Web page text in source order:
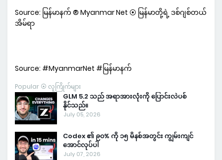
Source: မြန်မာနက် ® Myanmar Net ⦿ မြန်မာတို့ရဲ့ ဒစ်ဂျစ်တယ်
အိမ်ရာ
Source: #MyanmarNet #မြန်မာနက်
Popular ⦿ လူကြိုက်များ
GLM 5.2 သည် အရာအားလုံးကို ပြောင်းလဲပစ်
နိုင်သည်။
July 05, 2026
Codex ၏ ၉၀% ကို ၁၅ မိနစ်အတွင်း ကျွမ်းကျင်
အောင်လုပ်ပါ
July 07, 2026